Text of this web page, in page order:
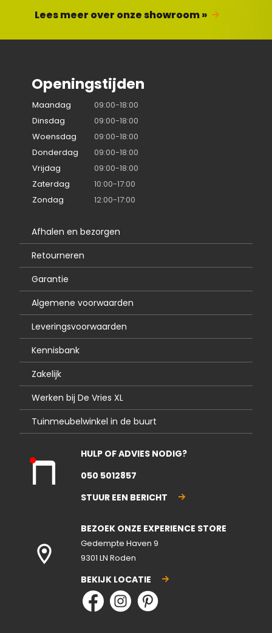
Lees meer over onze showroom »
Openingstijden
Maandag
09:00-18:00
Dinsdag
09:00-18:00
Woensdag
09:00-18:00
Donderdag
09:00-18:00
Vrijdag
09:00-18:00
Zaterdag
10:00-17:00
Zondag
12:00-17:00
Afhalen en bezorgen
Retourneren
Garantie
Algemene voorwaarden
Leveringsvoorwaarden
Kennisbank
Zakelijk
Werken bij De Vries XL
Tuinmeubelwinkel in de buurt
nte
ote
n
HULP OF ADVIES NODIG?
050 5012857
STUUR EEN BERICHT
BEZOEK ONZE EXPERIENCE STORE
Gedempte Haven 9
9301 LN Roden
BEKIJK LOCATIE